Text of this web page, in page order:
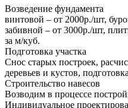
Возведение фундамента
винтовой – от 2000р./шт,
забивной – от 3000р./шт,
за м/куб.
Подготовка участка
Снос старых построек,
деревьев и кустов,
Строительство навесов
Возводим в процессе
Индивидуальное